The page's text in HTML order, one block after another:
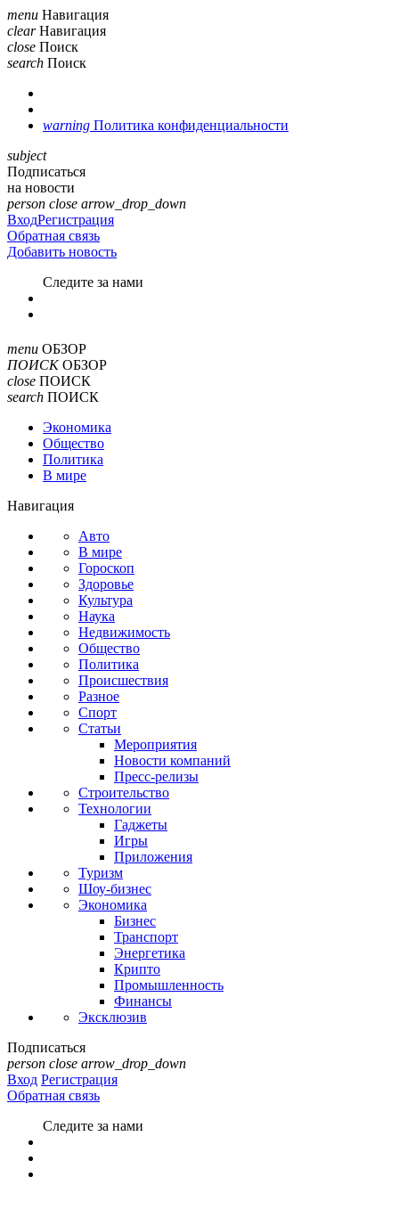
menu Навигация
clear Навигация
close Поиск
search Поиск
warning Политика конфиденциальности
subject
Подписаться
на новости
person close arrow_drop_down
ВходРегистрация
Обратная связь
Добавить новость
Cледите за нами
menu ОБЗОР
ПОИСК ОБЗОР
close ПОИСК
search ПОИСК
Экономика
Общество
Политика
В мире
Навигация
Авто
В мире
Гороскоп
Здоровье
Культура
Наука
Недвижимость
Общество
Политика
Происшествия
Разное
Спорт
Статьи
Мероприятия
Новости компаний
Пресс-релизы
Строительство
Технологии
Гаджеты
Игры
Приложения
Туризм
Шоу-бизнес
Экономика
Бизнес
Транспорт
Энергетика
Крипто
Промышленность
Финансы
Эксклюзив
Подписаться
person close arrow_drop_down
Вход Регистрация
Обратная связь
Следите за нами